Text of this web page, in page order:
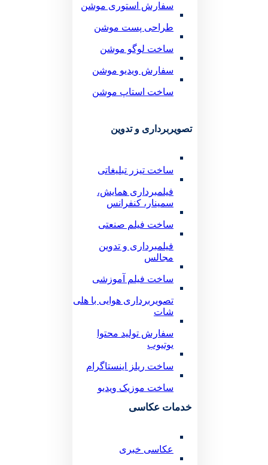
سفارش استوری موشن
طراحی پست موشن
ساخت لوگو موشن
سفارش ویدیو موشن
ساخت استاپ موشن
تصویربرداری و تدوین
ساخت تیزر تبلیغاتی
فیلمبرداری همایش،
سمینار، کنفرانس
ساخت فیلم صنعتی
فیلمبرداری و تدوین
مجالس
ساخت فیلم آموزشی
تصویربرداری هوایی با هلی
شات
سفارش تولید محتوا
یوتیوب
ساخت ریلز اینستاگرام
ساخت موزیک ویدیو
خدمات عکاسی
عکاسی خبری